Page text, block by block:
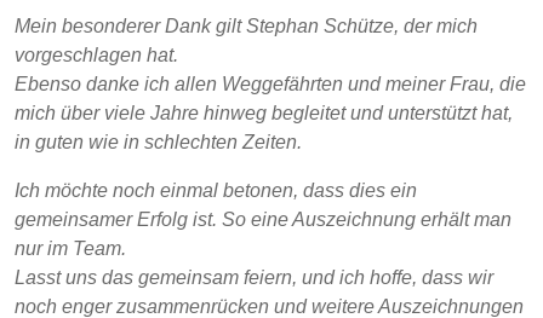
Mein besonderer Dank gilt Stephan Schütze, der mich
vorgeschlagen hat.
Ebenso danke ich allen Weggefährten und meiner Frau, die
mich über viele Jahre hinweg begleitet und unterstützt hat,
in guten wie in schlechten Zeiten.
Ich möchte noch einmal betonen, dass dies ein
gemeinsamer Erfolg ist. So eine Auszeichnung erhält man
nur im Team.
Lasst uns das gemeinsam feiern, und ich hoffe, dass wir
noch enger zusammenrücken und weitere Auszeichnungen